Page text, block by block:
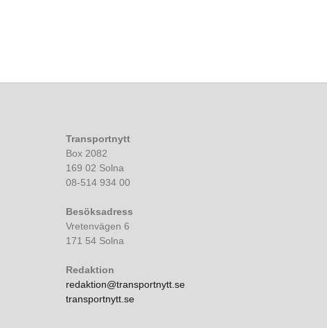
Transportnytt
Box 2082
169 02 Solna
08-514 934 00
Besöksadress
Vretenvägen 6
171 54 Solna
Redaktion
redaktion@transportnytt.se
transportnytt.se